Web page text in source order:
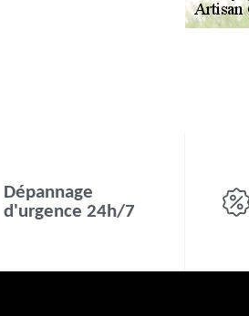
Dépannage
d'urgence 24h/7